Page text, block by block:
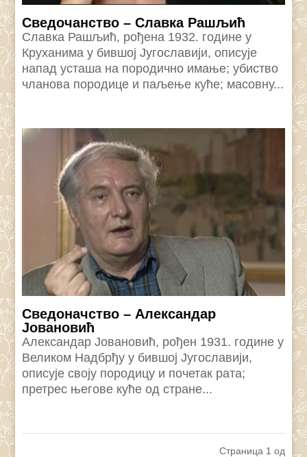
Сведочанство – Славка Рашљић
Славка Рашљић, рођена 1932. године у
Круханима у бившој Југославији, описује
напад усташа на породично имање; убиство
чланова породице и паљење куће; масовну...
Сведоначство – Александар
Јовановић
Александар Јовановић, рођен 1931. године у
Великом Надбрђу у бившој Југославији,
описује своју породицу и почетак рата;
претрес његове куће од стране...
Страница 1 од